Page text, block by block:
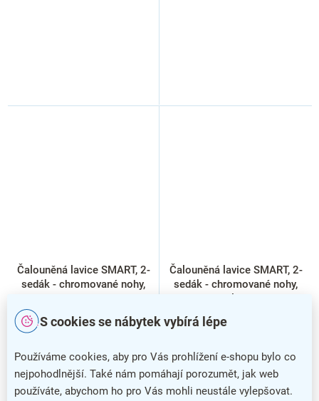
S cookies se nábytek vybírá lépe
Používáme cookies, aby pro Vás prohlížení e-shopu bylo co
nejpohodlnější. Také nám pomáhají porozumět, jak web
používáte, abychom ho pro Vás mohli neustále vylepšovat.
Čalouněná lavice SMART, 2-
sedák - chromované nohy,
Čalouněná lavice SMART, 2-
sedák - chromované nohy,
zelená